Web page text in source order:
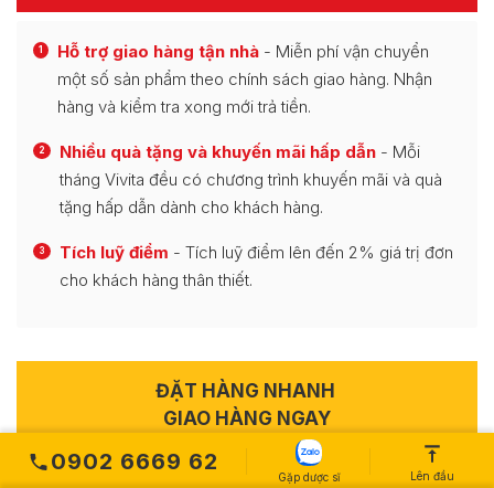
1 Hỗ trợ giao hàng tận nhà - Miễn phí vận chuyển
một số sản phẩm theo chính sách giao hàng. Nhận
hàng và kiểm tra xong mới trả tiền.
2 Nhiều quà tặng và khuyến mãi hấp dẫn - Mỗi
tháng Vivita đều có chương trình khuyến mãi và quà
tặng hấp dẫn dành cho khách hàng.
3 Tích luỹ điểm - Tích luỹ điểm lên đến 2% giá trị đơn
cho khách hàng thân thiết.
ĐẶT HÀNG NHANH
GIAO HÀNG NGAY
Omega 3 Alaska Deep Sea Fish Oil
0902 6669 62
Gặp dược sĩ Lên đầu